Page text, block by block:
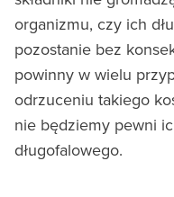
organizmu, czy ich
pozostanie bez
powinny w wielu
odrzuceniu takiego
nie będziemy pewni
długofalowego.